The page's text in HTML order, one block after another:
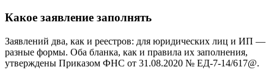
Какое заявление заполнять
Заявлений два, как и реестров: для юридических лиц и ИП —
разные формы. Оба бланка, как и правила их заполнения,
утверждены Приказом ФНС от 31.08.2020 № ЕД-7-14/617@.